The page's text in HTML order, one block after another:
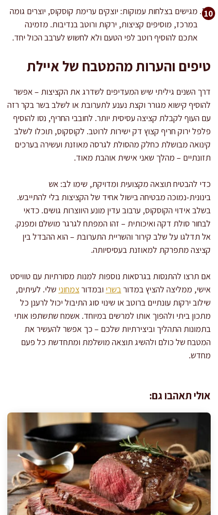
מגישים בצלחות עמוקות: יוצקים ערימת קוסקוס, יוצרים גומה
במרכז, מוסיפים קציצות, ירקות ורוטב בנדיבות. מזמינה
אתכם להוסיף רוטב לפי הטעם ולא לחשוש לערבב הכול יחד.
טיפים והערות מהמטבח של איילת
דרך השנים גיליתי שיש המעדיפים לשדרג את הקציצות – אפשר
להוסיף קישוא מגורר וקצת נענע לתערובת או לשלב בשר בקר רזה
עם העוף לקבלת קציצה עסיסית יותר. לחובבי החריף, נסו להוסיף
פלפל ירוק חריף קצוץ דק ישירות לרוטב. לקוסקוס, תוכלו לשלב
קינואה מבושלת כחלק מהסולת לגרסה מאוזנת ועשירה בערכים
תזונתיים – מהלך שאני אישית אוהבת מאוד.
כדי להבטיח תוצאה מקצועית ומדויקת, שימו לב: אש
בינונית-נמוכה מבטיחה בישול אחיד של הקציצות בלי להתייבש.
בשלב אידוי הקוסקוס, ערבוב עדין מונע היווצרות גושים. כדאי
לבחור סולת דקה ואיכותית – זהו המפתח לגרגר מושלם ומפנק.
אל תדלגו על שלב קירור והשריית התערובת – הוא ההבדל בין
קציצה מתפרקת למאוזנת בעסיסיותה.
אם תרצו להתנסות בגרסאות נוספות למנות מסורתיות עם טוויסט
אישי, ממליצה להציץ במדור בשרי ובמדורצמחוני שלי. לעיתים,
שילוב ירקות עונתיים ברוטב או שינוי סוג התיבול יכול לרענן כל
מתכון ביתי ולהפוך אותו למרשים במיוחד. אשמח שתשתפו אותי
בתמונות התהליך וביצירתיות שלכם – כך אפשר להעשיר את
המטבח של כולם ולהשיג תוצאה מושלמת ומתחדשת כל פעם
מחדש.
אולי תאהבו גם: